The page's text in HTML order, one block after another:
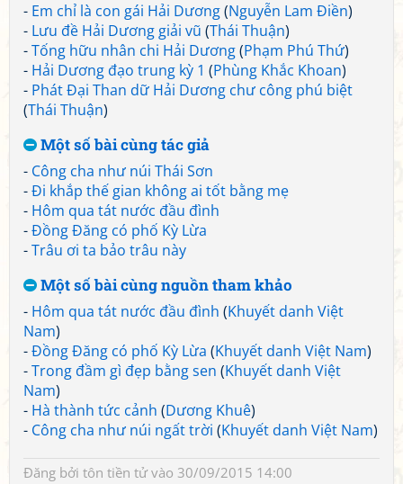
- Em chỉ là con gái Hải Dương(Nguyễn Lam Điền)
- Lưu đề Hải Dương giải vũ (Thái Thuận)
-Tống hữu nhân chi Hải Dương(Phạm Phú Thứ)
- Hải Dương đạo trung kỳ 1 (Phùng Khắc Khoan)
- Phát Đại Than dữ Hải Dương chư công phú biệt
(Thái Thuận)
Một số bài cùng tác giả
- Công cha như núi Thái Sơn
-Đi khắp thế gian không ai tốt bằng mẹ
- Hôm qua tát nước đầu đình
-Đồng Đăng có phố Kỳ Lừa
-Trâu ơi ta bảo trâu này
Một số bài cùng nguồn tham khảo
- Hôm qua tát nước đầu đình (Khuyết danh Việt
Nam)
-Đồng Đăng có phố Kỳ Lừa (Khuyết danh Việt Nam)
-Trong đầm gì đẹp bằng sen (Khuyết danh Việt
Nam)
- Hà thành tức cảnh (Dương Khuê)
- Công cha như núi ngất trời (Khuyết danh Việt Nam)
Đăng bởi tôn tiền tửvào 30/09/2015 14:00